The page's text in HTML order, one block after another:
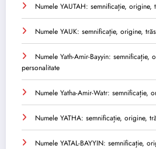
Numele YAUTAH: semnificație, origine,
Numele YAUK: semnificație, origine,
Numele Yath-Amir-Bayyin: semnificație,
personalitate
Numele Yatha-Amir-Watr: semnificație,
Numele YATHA: semnificație, origine,
Numele YATAL-BAYYIN: semnificație,